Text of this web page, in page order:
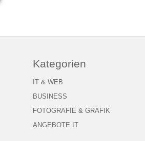
Kategorien
IT & WEB
BUSINESS
FOTOGRAFIE & GRAFIK
ANGEBOTE IT